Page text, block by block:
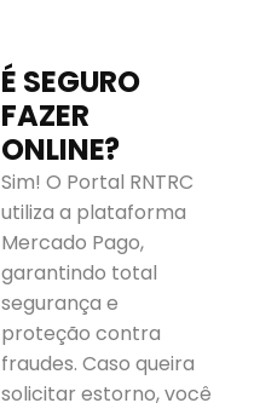
É SEGURO
FAZER
ONLINE?
Sim! O Portal RNTRC
utiliza a plataforma
Mercado Pago,
garantindo total
segurança e
proteção contra
fraudes. Caso queira
solicitar estorno, você